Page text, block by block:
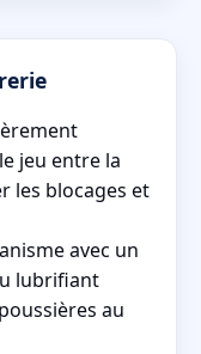
jeu entre la
les blocages et
avec un
lubrifiant
au